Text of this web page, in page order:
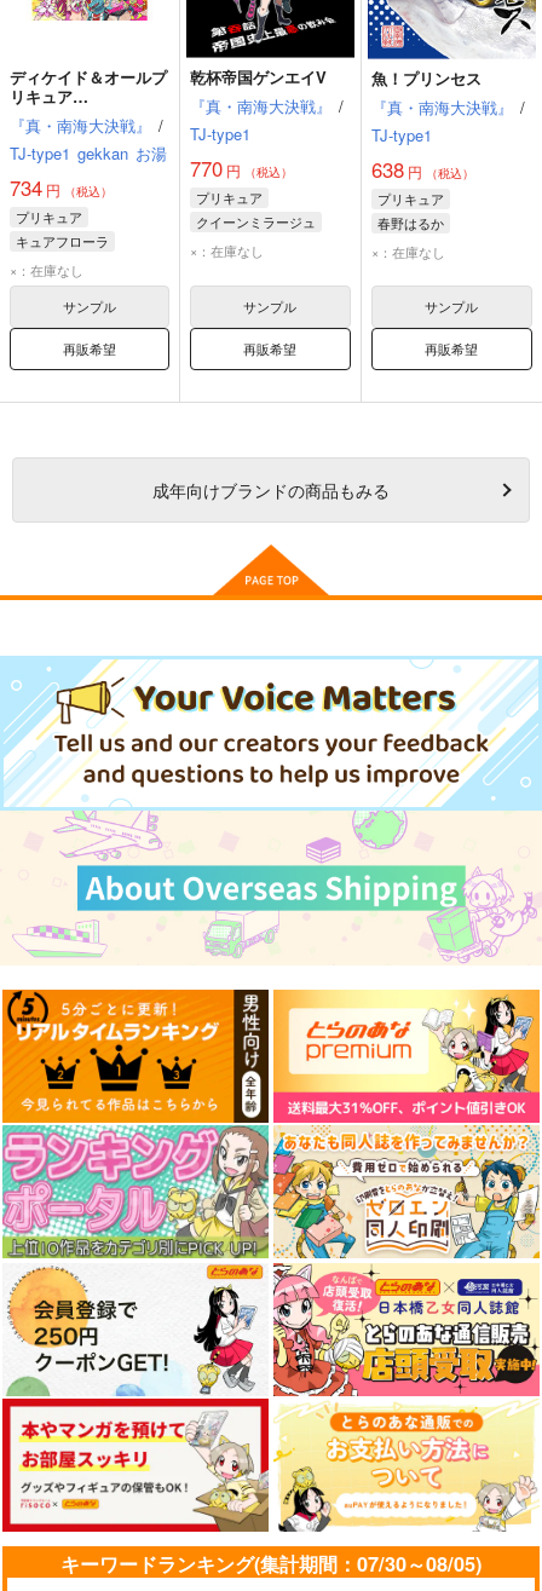
ディケイド＆オールプ
リキュア
ANTHOLOGY大戦
『真・南海大決戦』
/
TJ-type1 gekkan お湯
734 円 （税込）
プリキュア
キュアフローラ
仮面ライダーディケイド
春野はるか
×：在庫なし
サンプル
再販希望
乾杯帝国ゲンエイV
『真・南海大決戦』
/
TJ-type1
770 円 （税込）
プリキュア
クイーンミラージュ
ホッシーワ
×：在庫なし
サンプル
再販希望
魚！プリンセス
『真・南海大決戦』
/
TJ-type1
638円 （税込）
プリキュア
春野はるか
キュアフローラ
×：在庫なし
サンプル
再販希望
成年向けブランドの商品もみる
キーワードランキング(集計期間：07/30～08/05)